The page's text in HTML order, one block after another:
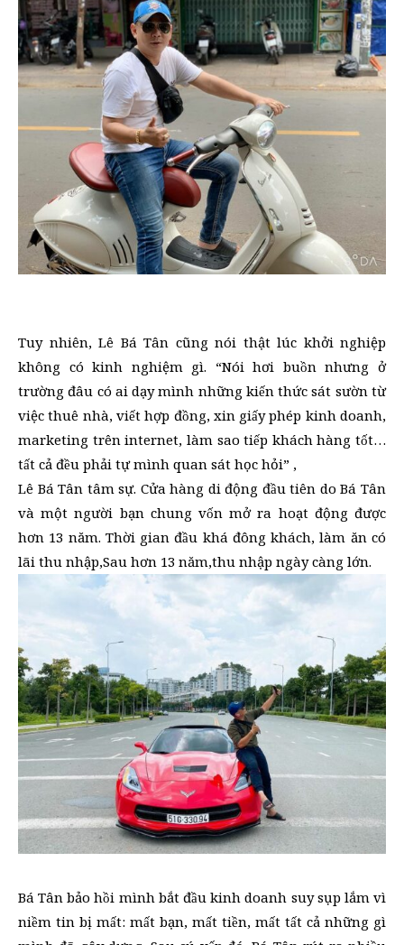
Tuy nhiên, Lê Bá Tân cũng nói thật lúc khởi nghiệp
không có kinh nghiệm gì. “Nói hơi buồn nhưng ở
trường đâu có ai dạy mình những kiến thức sát sườn từ
việc thuê nhà, viết hợp đồng, xin giấy phép kinh doanh,
marketing trên internet, làm sao tiếp khách hàng tốt…
tất cả đều phải tự mình quan sát học hỏi” ,
Lê Bá Tân tâm sự. Cửa hàng di động đầu tiên do Bá Tân
và một người bạn chung vốn mở ra hoạt động được
hơn 13 năm. Thời gian đầu khá đông khách, làm ăn có
lãi thu nhập,Sau hơn 13 năm,thu nhập ngày càng lớn.
Bá Tân bảo hồi mình bắt đầu kinh doanh suy sụp lắm vì
niềm tin bị mất: mất bạn, mất tiền, mất tất cả những gì